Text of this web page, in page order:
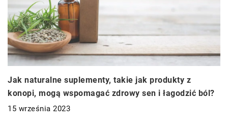
Jak naturalne suplementy, takie jak produkty z
konopi, mogą wspomagać zdrowy sen i łagodzić ból?
15 września 2023